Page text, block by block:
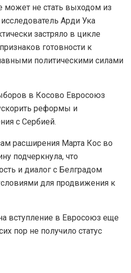
может не стать выходом из
Арди Ука
застряло в цикле
готовности к
политическими силами
в Косово Евросоюз
реформы и
с Сербией.
расширения Марта Кос во
подчеркнула, что
и диалог с Белградом
для продвижения к
вступление в Евросоюз еще
пор не получило статус